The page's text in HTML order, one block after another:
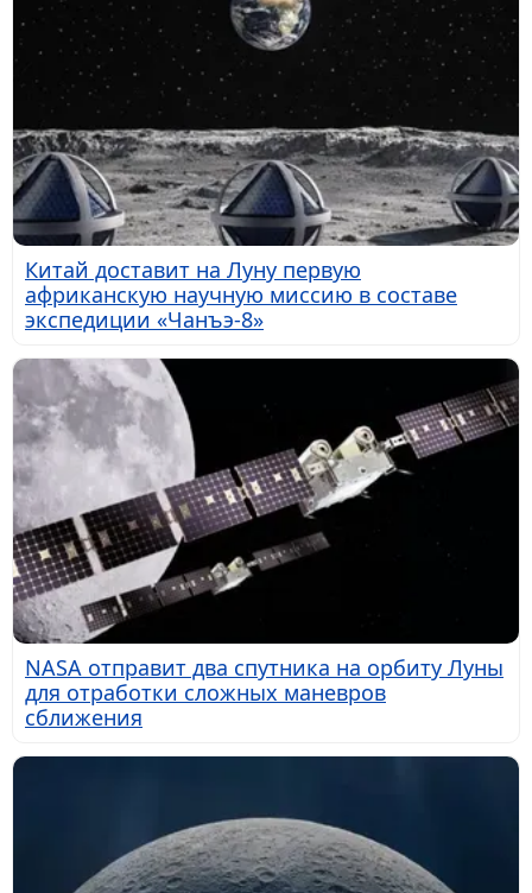
Китай доставит на Луну первую
африканскую научную миссию в составе
экспедиции «Чанъэ-8»
NASA отправит два спутника на орбиту Луны
для отработки сложных маневров
сближения